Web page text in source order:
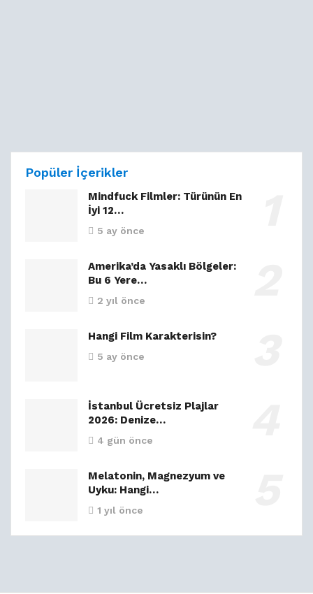
Popüler İçerikler
Mindfuck Filmler: Türünün En
İyi 12…
5 ay önce
Amerika’da Yasaklı Bölgeler:
Bu 6 Yere…
2 yıl önce
Hangi Film Karakterisin?
5 ay önce
İstanbul Ücretsiz Plajlar
2026: Denize…
4 gün önce
Melatonin, Magnezyum ve
Uyku: Hangi…
1 yıl önce